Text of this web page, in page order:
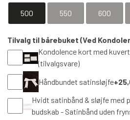
Husk bestillingsfrister i forhold til
500 550 600
Tilvalg til bårebuket (Ved
Kondolence kort med kuvert
(tilvalgsvare)
Håndbundet satinsløjfe
Hvidt satinbånd & sløjfe med
budskab - Satinbånd uden